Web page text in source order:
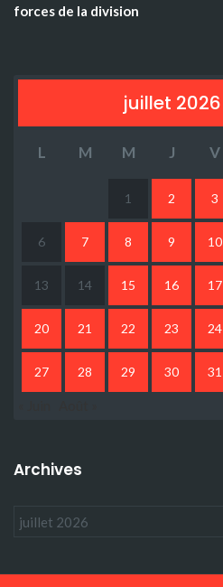
forces de la division
juillet 2026
L M M J V
1 2 3
6 7 8 9 10
13 14 15 16 17
20 21 22 23 24
27 28 29 30 31
Archives